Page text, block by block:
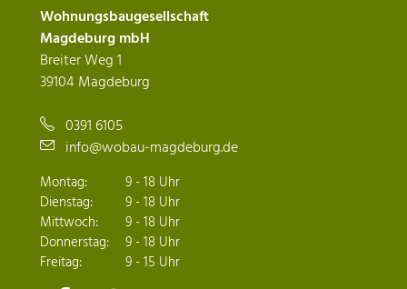
Wohnungsbaugesellschaft
Magdeburg mbH
Breiter Weg 1
39104 Magdeburg
0391 6105
info@wobau-magdeburg.de
Montag:
9 - 18 Uhr
Dienstag:
9 - 18 Uhr
Mittwoch:
9 - 18 Uhr
Donnerstag:
9 - 18 Uhr
Freitag:
9 - 15 Uhr